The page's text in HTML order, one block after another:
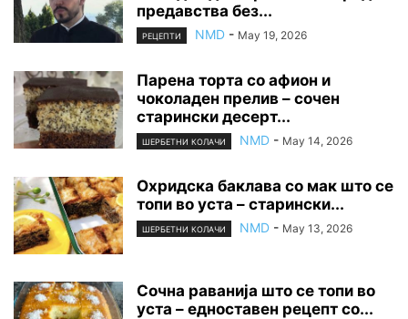
предавства без...
РЕЦЕПТИ NMD - May 19, 2026
Парена торта со афион и
чоколаден прелив – сочен
старински десерт...
ШЕРБЕТНИ КОЛАЧИ NMD - May 14, 2026
Охридска баклава со мак што се
топи во уста – старински...
ШЕРБЕТНИ КОЛАЧИ NMD - May 13, 2026
Сочна раванија што се топи во
уста – едноставен рецепт со...